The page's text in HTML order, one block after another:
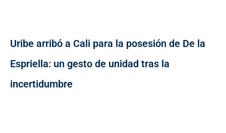
Uribe arribó a Cali para la posesión de De la
Espriella: un gesto de unidad tras la
incertidumbre